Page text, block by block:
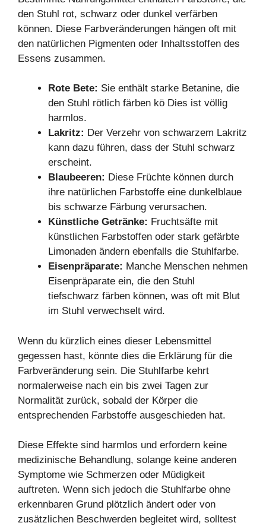
den Stuhl rot, schwarz oder dunkel verfärben
können. Diese Farbveränderungen hängen oft mit
den natürlichen Pigmenten oder Inhaltsstoffen des
Essens zusammen.
Rote Bete: Sie enthält starke Betanine, die
den Stuhl rötlich färben kö Dies ist völlig
harmlos.
Lakritz: Der Verzehr von schwarzem Lakritz
kann dazu führen, dass der Stuhl schwarz
erscheint.
Blaubeeren: Diese Früchte können durch
ihre natürlichen Farbstoffe eine dunkelblaue
bis schwarze Färbung verursachen.
Künstliche Getränke: Fruchtsäfte mit
künstlichen Farbstoffen oder stark gefärbte
Limonaden ändern ebenfalls die Stuhlfarbe.
Eisenpräparate: Manche Menschen nehmen
Eisenpräparate ein, die den Stuhl
tiefschwarz färben können, was oft mit Blut
im Stuhl verwechselt wird.
Wenn du kürzlich eines dieser Lebensmittel
gegessen hast, könnte dies die Erklärung für die
Farbveränderung sein. Die Stuhlfarbe kehrt
normalerweise nach ein bis zwei Tagen zur
Normalität zurück, sobald der Körper die
entsprechenden Farbstoffe ausgeschieden hat.
Diese Effekte sind harmlos und erfordern keine
medizinische Behandlung, solange keine anderen
Symptome wie Schmerzen oder Müdigkeit
auftreten. Wenn sich jedoch die Stuhlfarbe ohne
erkennbaren Grund plötzlich ändert oder von
zusätzlichen Beschwerden begleitet wird, solltest